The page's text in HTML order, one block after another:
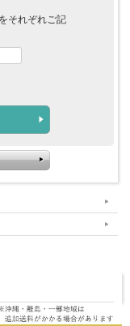
それぞれご記